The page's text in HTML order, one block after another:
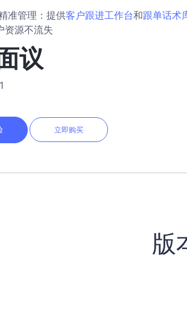
准管理：提供客户跟进工作台和跟单话术
资源不流失
议
立即购买
版